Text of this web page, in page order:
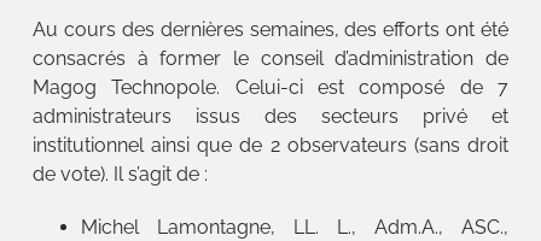
Au cours des dernières semaines, des efforts ont été
consacrés à former le conseil d’administration de
Magog Technopole. Celui-ci est composé de 7
administrateurs issus des secteurs privé et
institutionnel ainsi que de 2 observateurs (sans droit
de vote). Il s’agit de :
Michel Lamontagne, LL. L., Adm.A., ASC.,